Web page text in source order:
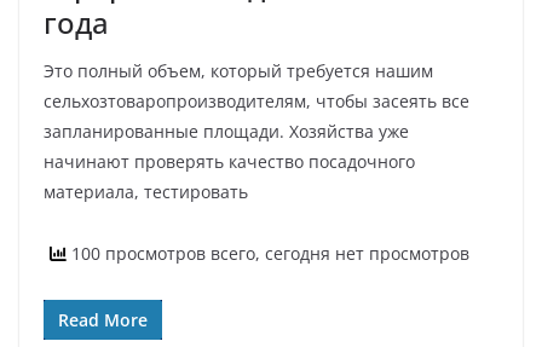
года
Это полный объем, который требуется нашим
сельхозтоваропроизводителям, чтобы засеять все
запланированные площади. Хозяйства уже
начинают проверять качество посадочного
материала, тестировать
100 просмотров всего, сегодня нет просмотров
Read More